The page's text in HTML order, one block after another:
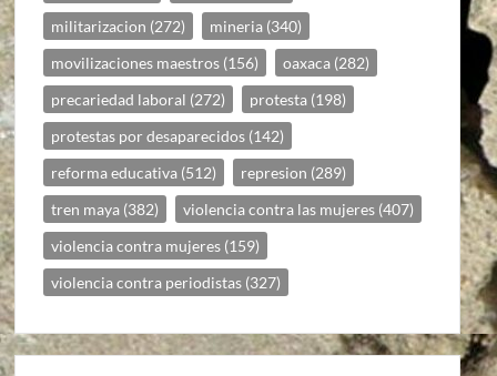
militarizacion (272) mineria (340)
movilizaciones maestros (156) oaxaca (282)
precariedad laboral (272) protesta (198)
protestas por desaparecidos (142)
reforma educativa (512) represion (289)
tren maya (382) violencia contra las mujeres (407)
violencia contra mujeres (159)
violencia contra periodistas (327)